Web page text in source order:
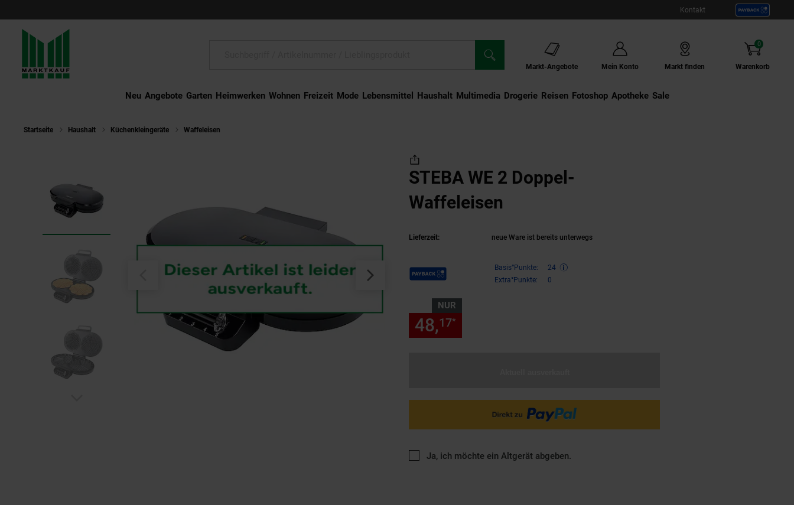
Kontakt
Markt-Angebote Mein Konto Markt finden Warenkorb
0
Artikel
Neu Angebote Garten Heimwerken Wohnen Freizeit Mode Lebensmittel Haushalt Multimedia Drogerie Externer Link:
Reisen Externer Link:
Fotoshop Externer Link:
Apotheke Sale
Startseite Haushalt Küchenkleingeräte Waffeleisen
STEBA WE 2 Doppel-
Waffeleisen
Lieferzeit: neue Ware ist bereits unterwegs
Payback Punkte Basis°Punkte:
24
Extra°Punkte:
0
NUR
48,17*
Ja, ich möchte ein Altgerät abgeben.